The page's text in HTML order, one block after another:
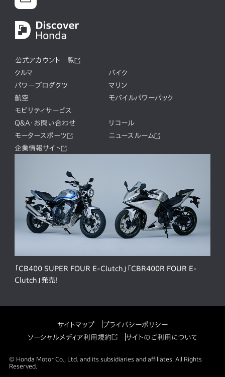
公式アカウント一覧
クルマ
バイク
パワープロダクツ
マリン
航空
モバイルパワーパック
モビリティサービス
Q&A・お問い合わせ
リコール
モータースポーツ
ニュースルーム
企業情報サイト
「CB400 SUPER FOUR E-Clutch」「CBR400R FOUR E-
Clutch」発売！
サイトマップ
プライバシーポリシー
ソーシャルメディア利用規約
サイトのご利用について
© Honda Motor Co., Ltd. and its subsidiaries and affiliates. All Rights
Reserved.